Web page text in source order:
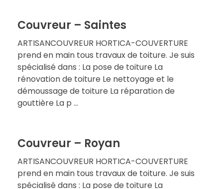
Couvreur – Saintes
ARTISANCOUVREUR HORTICA-COUVERTURE
prend en main tous travaux de toiture. Je suis
spécialisé dans : La pose de toiture La
rénovation de toiture Le nettoyage et le
démoussage de toiture La réparation de
gouttière La p ...
Couvreur – Royan
ARTISANCOUVREUR HORTICA-COUVERTURE
prend en main tous travaux de toiture. Je suis
spécialisé dans : La pose de toiture La